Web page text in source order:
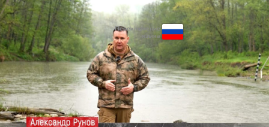
Переключение
языка